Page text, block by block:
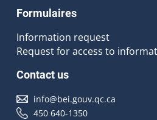
Formulaires
Information request
Request for access to
Contact us
info@bei.gouv.qc.ca
450 640-1350